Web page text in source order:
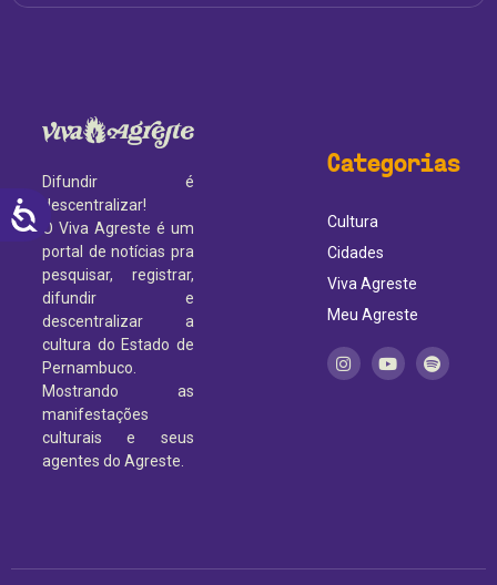
ACESSIBILIDADE
Difundir é
descentralizar!
O Viva Agreste é um
portal de notícias pra
pesquisar, registrar,
difundir e
descentralizar a
cultura do Estado de
Pernambuco.
Mostrando as
manifestações
culturais e seus
agentes do Agreste.
Categorias
Cultura
Cidades
Viva Agreste
Meu Agreste